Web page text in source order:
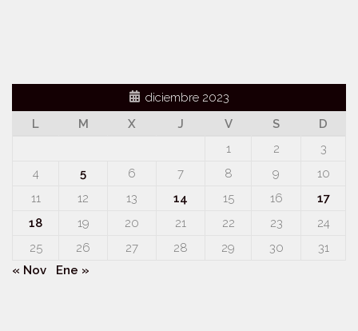
diciembre 2023
L
M X J V S
D
1
2
3
4
5 6 7 8 9
10
11
12 13 14 15 16
17
18
19 20 21 22 23
24
25
26 27 28 29 30
31
« Nov
Ene »